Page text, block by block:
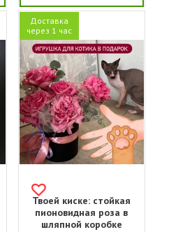
Доставка
через 1 час
Твоей киске: стойкая
пионовидная роза в
шляпной коробке